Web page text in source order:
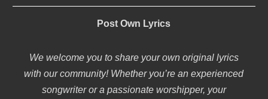
Post Own Lyrics
We welcome you to share your own original lyrics
with our community! Whether you’re an experienced
songwriter or a passionate worshipper, your